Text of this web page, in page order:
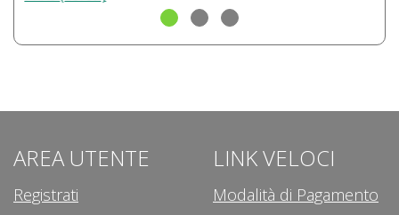
AREA UTENTE
Registrati
LINK VELOCI
Modalità di Pagamento